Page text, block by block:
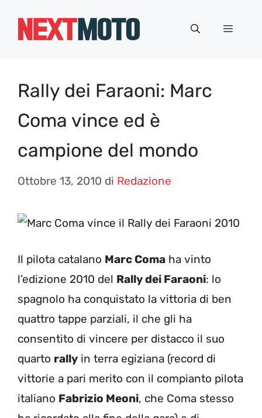
Menu
Rally dei Faraoni: Marc
Coma vince ed è
campione del mondo
Ottobre 13, 2010 di Redazione
Il pilota catalano Marc Coma ha vinto
l’edizione 2010 del Rally dei Faraoni: lo
spagnolo ha conquistato la vittoria di ben
quattro tappe parziali, il che gli ha
consentito di vincere per distacco il suo
quarto rally in terra egiziana (record di
vittorie a pari merito con il compianto pilota
italiano Fabrizio Meoni, che Coma stesso